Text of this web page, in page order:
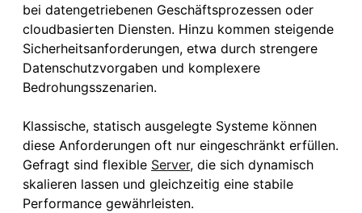
bei datengetriebenen Geschäftsprozessen oder
cloudbasierten Diensten. Hinzu kommen steigende
Sicherheitsanforderungen, etwa durch strengere
Datenschutzvorgaben und komplexere
Bedrohungsszenarien.
Klassische, statisch ausgelegte Systeme können
diese Anforderungen oft nur eingeschränkt erfüllen.
Gefragt sind flexible Server, die sich dynamisch
skalieren lassen und gleichzeitig eine stabile
Performance gewährleisten.